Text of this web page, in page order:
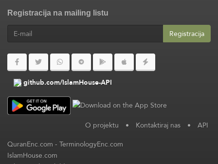
Registracija na mailing listu
Registracija
github.com/IslamHouse-API
O projektu • Kontaktiraj nas • API
QuranEnc.com-TerminologyEnc.com
IslamHouse.com